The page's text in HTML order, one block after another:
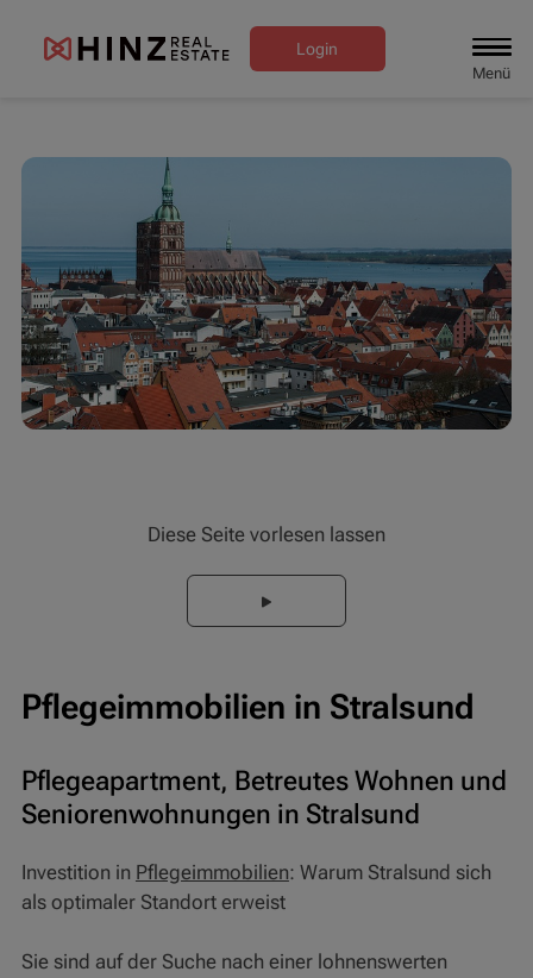
Login
Diese Seite vorlesen lassen
Pflegeimmobilien in Stralsund
Pflegeapartment, Betreutes Wohnen und
Seniorenwohnungen in Stralsund
Investition in Pflegeimmobilien: Warum Stralsund sich
als optimaler Standort erweist
Sie sind auf der Suche nach einer lohnenswerten